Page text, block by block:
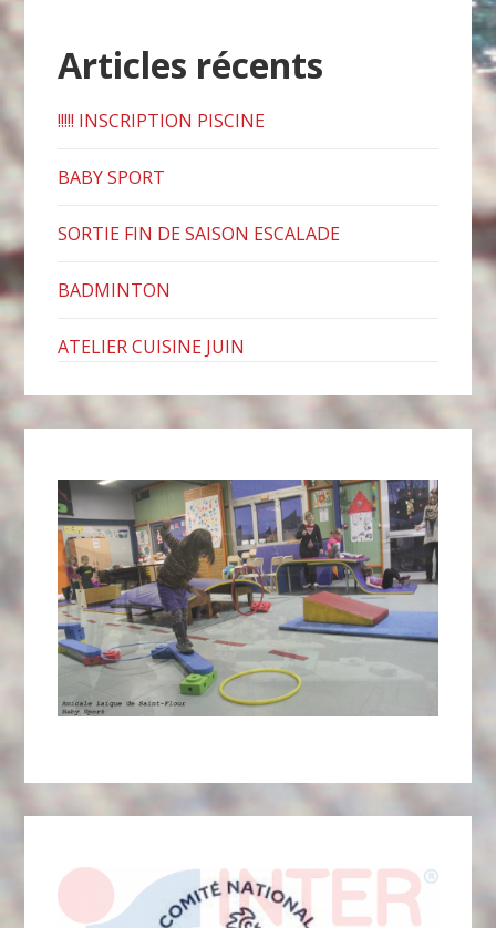
Articles récents
!!!!! INSCRIPTION PISCINE
BABY SPORT
SORTIE FIN DE SAISON ESCALADE
BADMINTON
ATELIER CUISINE JUIN